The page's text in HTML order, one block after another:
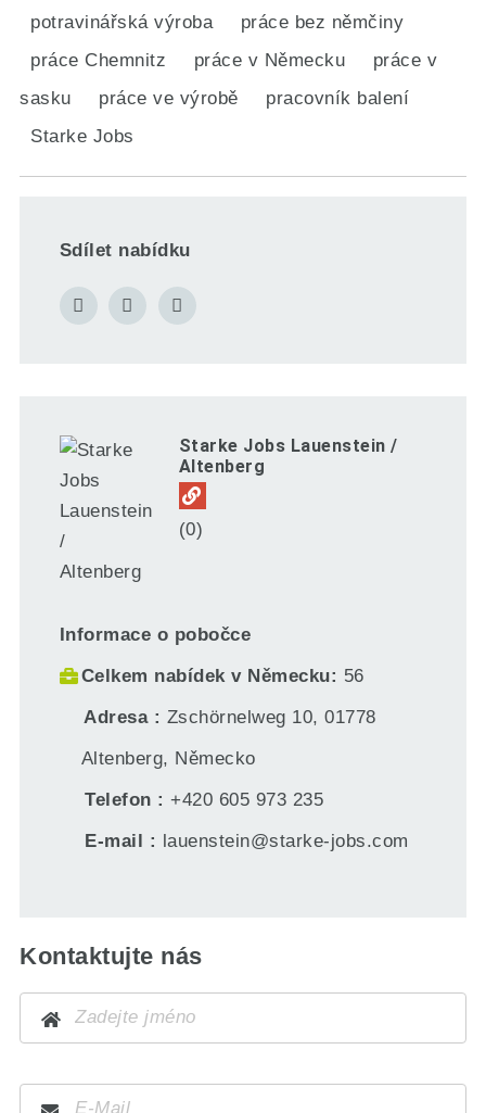
potravinářská výroba
práce bez němčiny
práce Chemnitz
práce v Německu
práce v
sasku
práce ve výrobě
pracovník balení
Starke Jobs
Sdílet nabídku
Starke Jobs Lauenstein /
Altenberg
(0)
Informace o pobočce
Celkem nabídek v Německu
56
Adresa
Zschörnelweg 10, 01778
Altenberg, Německo
Telefon
+420 605 973 235
E-mail
lauenstein@starke-jobs.com
Kontaktujte nás